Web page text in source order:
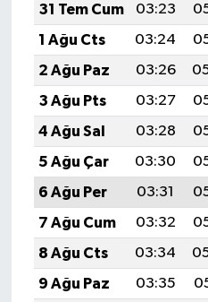
31 Tem Cum
03:23
1 Ağu Cts
03:24
2 Ağu Paz
03:26
3 Ağu Pts
03:27
4 Ağu Sal
03:28
5 Ağu Çar
03:30
6 Ağu Per
03:31
7 Ağu Cum
03:32
8 Ağu Cts
03:34
9 Ağu Paz
03:35